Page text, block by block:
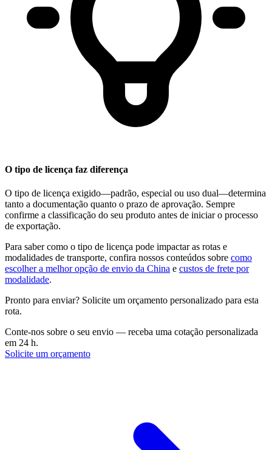
O tipo de licença faz diferença
O tipo de licença exigido—padrão, especial ou uso dual—determina
tanto a documentação quanto o prazo de aprovação. Sempre
confirme a classificação do seu produto antes de iniciar o processo
de exportação.
Para saber como o tipo de licença pode impactar as rotas e
modalidades de transporte, confira nossos conteúdos sobre como
escolher a melhor opção de envio da China e custos de frete por
modalidade.
Pronto para enviar? Solicite um orçamento personalizado para esta
rota.
Conte-nos sobre o seu envio — receba uma cotação personalizada
em 24 h.
Solicite um orçamento